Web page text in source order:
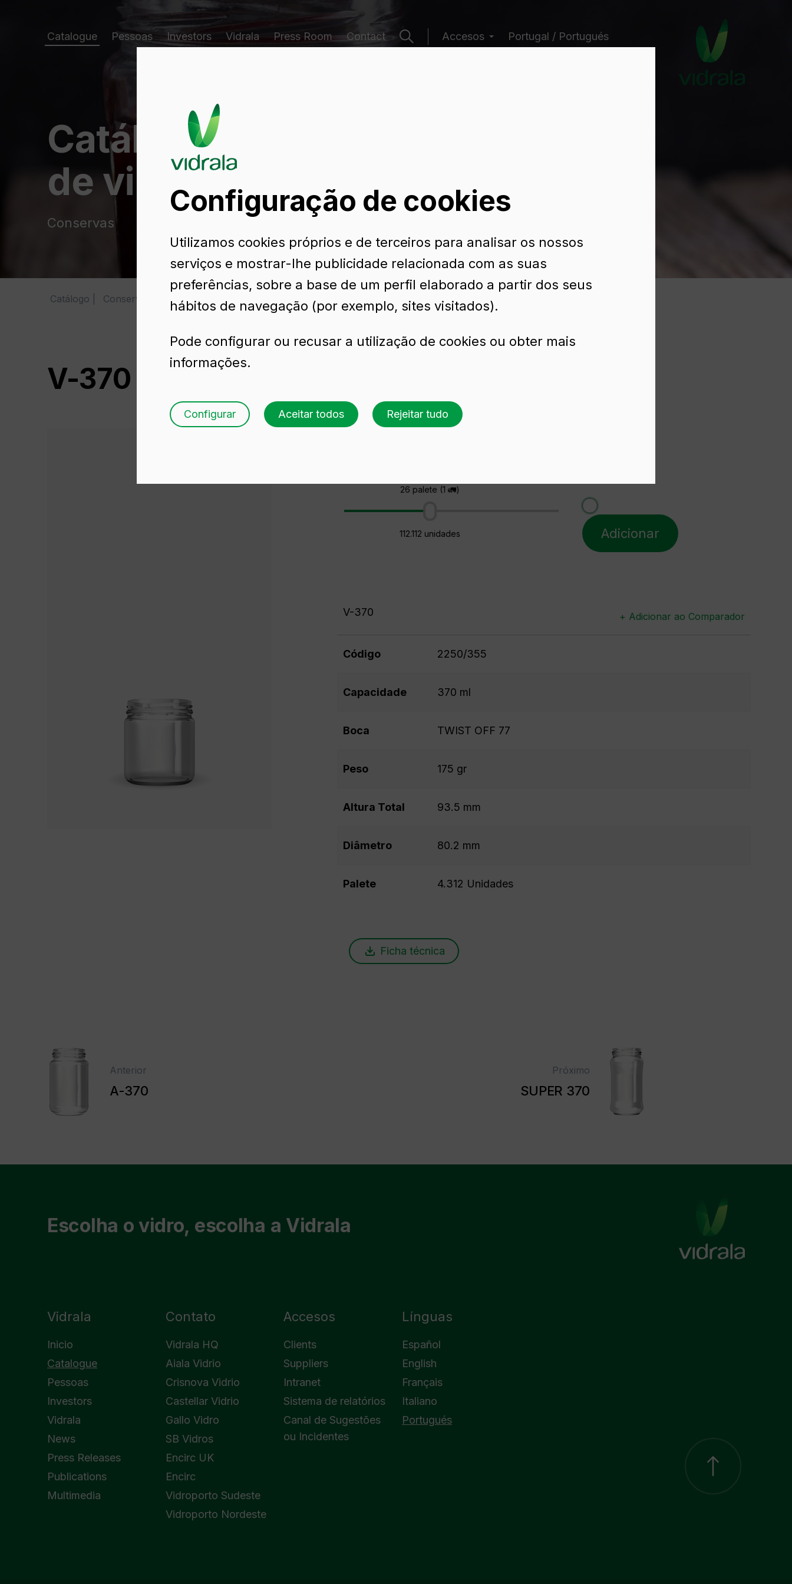
Catalogue Pessoas Investors Vidrala Press Room Contact Accesos Portugal / Portugués
Catálogo de embalagens
de vidro
Conservas
Catálogo Conservas V-370
V-370
26 palete (1 🚛)
112.112 unidades Adicionar
V-370 + Adicionar ao Comparador
Código 2250/355
Capacidade 370 ml
Boca TWIST OFF 77
Peso 175 gr
Altura Total 93.5 mm
Diâmetro 80.2 mm
Palete 4.312 Unidades
Ficha técnica
Anterior
A-370
Próximo
SUPER 370
Escolha o vidro, escolha a Vidrala
Vidrala
Inicio
Catalogue
Pessoas
Investors
Vidrala
News
Press Releases
Publications
Multimedia
Contato
Vidrala HQ
Aiala Vidrio
Crisnova Vidrio
Castellar Vidrio
Gallo Vidro
SB Vidros
Encirc UK
Encirc
Vidroporto Sudeste
Vidroporto Nordeste
Accesos
Clients
Suppliers
Intranet
Sistema de relatórios
Canal de Sugestões
ou Incidentes
Línguas
Español
English
Français
Italiano
Portugués
Configuração de cookies
Utilizamos cookies próprios e de terceiros para analisar os nossos
serviços e mostrar-lhe publicidade relacionada com as suas
preferências, sobre a base de um perfil elaborado a partir dos seus
hábitos de navegação (por exemplo, sites visitados).
Pode configurar ou recusar a utilização de cookies ou obter mais
informações.
Configurar Aceitar todos Rejeitar tudo